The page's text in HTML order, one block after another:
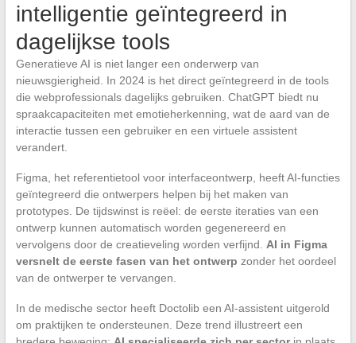
intelligentie geïntegreerd in
dagelijkse tools
Generatieve AI is niet langer een onderwerp van
nieuwsgierigheid. In 2024 is het direct geïntegreerd in de tools
die webprofessionals dagelijks gebruiken. ChatGPT biedt nu
spraakcapaciteiten met emotieherkenning, wat de aard van de
interactie tussen een gebruiker en een virtuele assistent
verandert.
Figma, het referentietool voor interfaceontwerp, heeft AI-functies
geïntegreerd die ontwerpers helpen bij het maken van
prototypes. De tijdswinst is reëel: de eerste iteraties van een
ontwerp kunnen automatisch worden gegenereerd en
vervolgens door de creatieveling worden verfijnd. AI in Figma
versnelt de eerste fasen van het ontwerp zonder het oordeel
van de ontwerper te vervangen.
In de medische sector heeft Doctolib een AI-assistent uitgerold
om praktijken te ondersteunen. Deze trend illustreert een